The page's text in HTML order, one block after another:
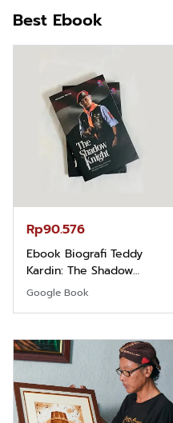
Best Ebook
Rp90.576
Ebook Biografi Teddy
Kardin: The Shadow
Khight |
Google Book